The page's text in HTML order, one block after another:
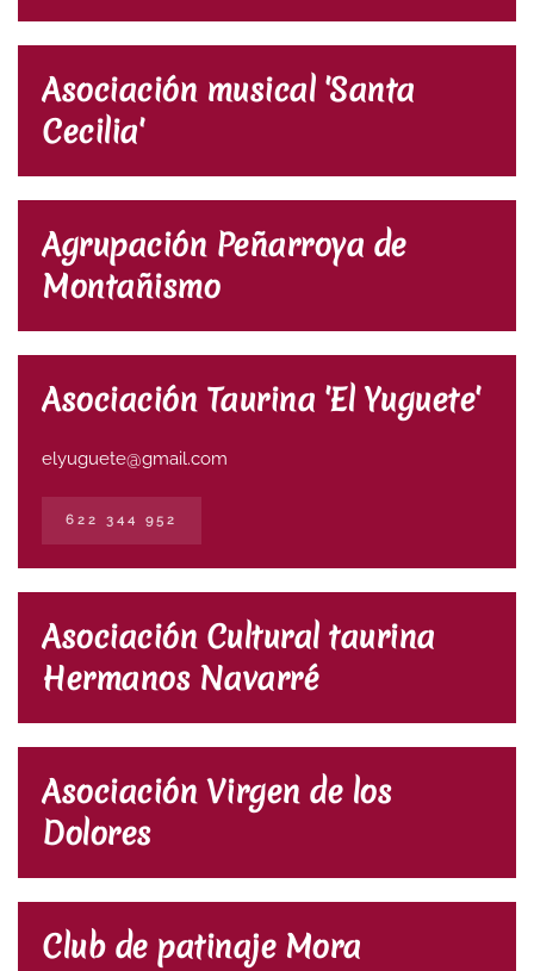
Asociación musical 'Santa
Cecilia'
Agrupación Peñarroya de
Montañismo
Asociación Taurina 'El Yuguete'
elyuguete@gmail.com
622 344 952
Asociación Cultural taurina
Hermanos Navarré
Asociación Virgen de los
Dolores
Club de patinaje Mora